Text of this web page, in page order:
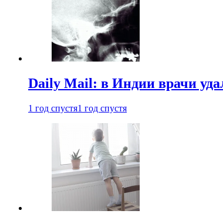
Daily Mail: в Индии врачи
1 год спустя1 год спустя